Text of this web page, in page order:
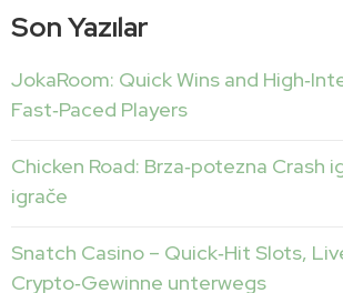
Son Yazılar
JokaRoom: Quick Wins and
Fast‑Paced Players
Chicken Road: Brza‑potezna Crash
igrače
Snatch Casino – Quick‑Hit Slots,
Crypto‑Gewinne unterwegs